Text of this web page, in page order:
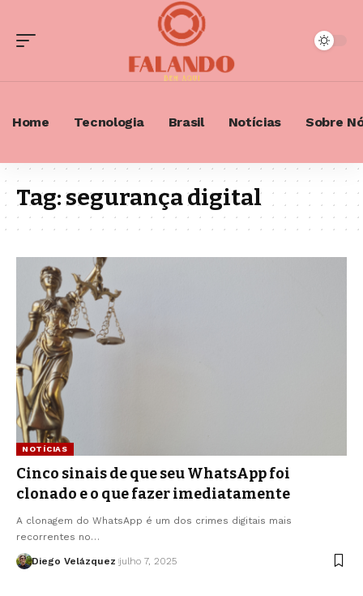
Home Tecnologia Brasil Notícias Sobre
Tag:segurança digital
NOTÍCIAS
Cinco sinais de que seu WhatsApp foi
clonado e o que fazer imediatamente
A clonagem do WhatsApp é um dos crimes digitais mais
recorrentes no…
Diego Velázquez julho 7, 2025